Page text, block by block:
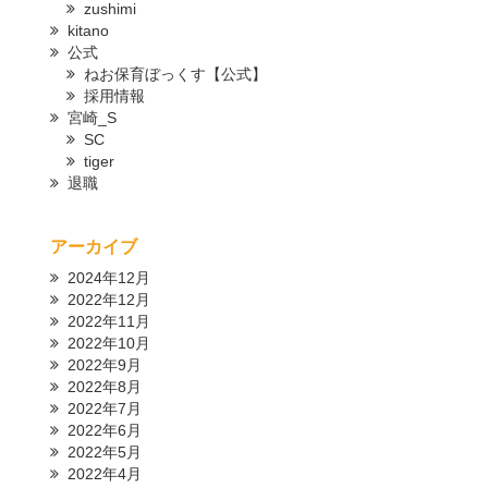
zushimi
kitano
公式
ねお保育ぼっくす【公式】
採用情報
宮崎_S
SC
tiger
退職
アーカイブ
2024年12月
2022年12月
2022年11月
2022年10月
2022年9月
2022年8月
2022年7月
2022年6月
2022年5月
2022年4月